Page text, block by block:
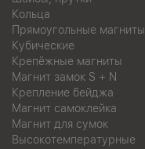
Кольца
Прямоугольные магниты
Кубические
Крепёжные магниты
Магнит замок S + N
Крепление бейджа
Магнит самоклейка
Магнит для сумок
Высокотемпературные